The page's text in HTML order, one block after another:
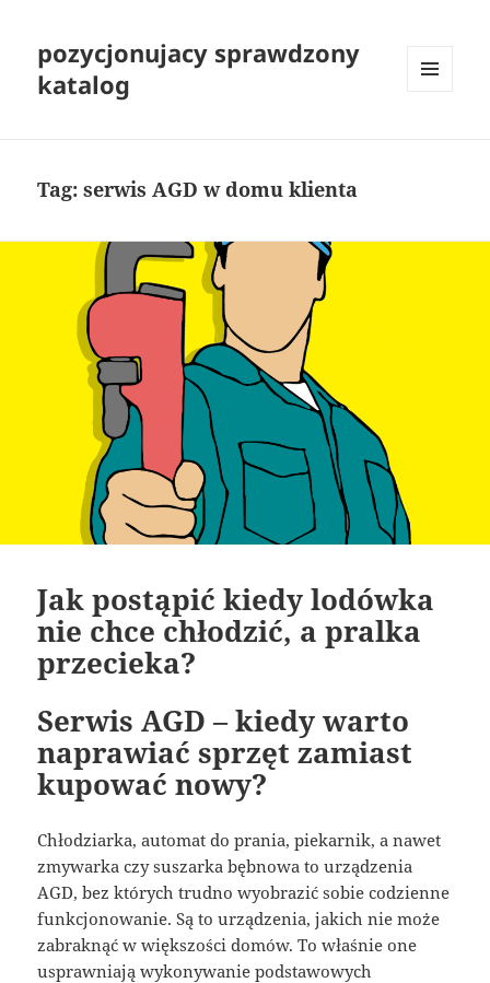
pozycjonujacy sprawdzony
katalog
Tag:serwis AGD w domu klienta
Jak postąpić kiedy lodówka
nie chce chłodzić, a pralka
przecieka?
Serwis AGD – kiedy warto
naprawiać sprzęt zamiast
kupować nowy?
Chłodziarka, automat do prania, piekarnik, a nawet
zmywarka czy suszarka bębnowa to urządzenia
AGD, bez których trudno wyobrazić sobie codzienne
funkcjonowanie. Są to urządzenia, jakich nie może
zabraknąć w większości domów. To właśnie one
usprawniają wykonywanie podstawowych